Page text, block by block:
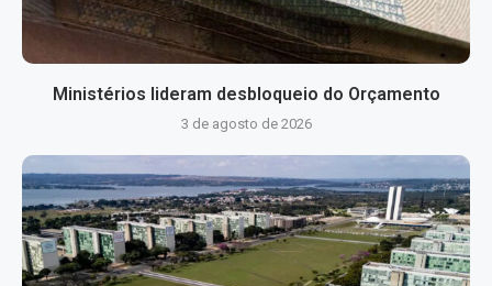
Ministérios lideram desbloqueio do Orçamento
3 de agosto de 2026